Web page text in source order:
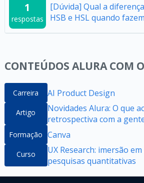
1
respostas
[Dúvida] Qual a
HSB e HSL quando
CONTEÚDOS ALURA COM
Carreira AI Product Design
Artigo
Novidades Alura: O que
retrospectiva com a
Formação Canva
Curso
UX Research: imersão
pesquisas quantitativas